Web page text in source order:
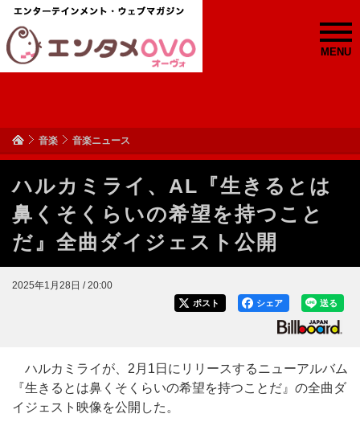
MENU
音楽 音楽ニュース
ハルカミライ、AL『生きるとは
鼻くそくらいの希望を持つこと
だ』全曲ダイジェスト公開
2025年1月28日 / 20:00
送る
シェア
ポスト
ハルカミライが、2月1日にリリースするニューアルバム
『生きるとは鼻くそくらいの希望を持つことだ』の全曲ダ
イジェスト映像を公開した。